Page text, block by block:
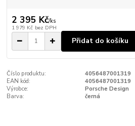
2 395 Kč/ks
1 979 Kč bez DPH
Přidat do košíku
Číslo produktu:
4056487001319
EAN kód:
4056487001319
Výrobce:
Porsche Design
Barva:
černá